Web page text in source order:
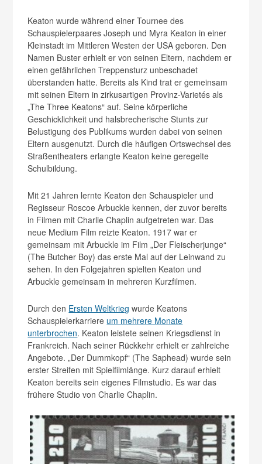
Keaton wurde während einer Tournee des
Schauspielerpaares Joseph und Myra Keaton in einer
Kleinstadt im Mittleren Westen der USA geboren. Den
Namen Buster erhielt er von seinen Eltern, nachdem er
einen gefährlichen Treppensturz unbeschadet
überstanden hatte. Bereits als Kind trat er gemeinsam
mit seinen Eltern in zirkusartigen Provinz-Varietés als
„The Three Keatons“ auf. Seine körperliche
Geschicklichkeit und halsbrecherische Stunts zur
Belustigung des Publikums wurden dabei von seinen
Eltern ausgenutzt. Durch die häufigen Ortswechsel des
Straßentheaters erlangte Keaton keine geregelte
Schulbildung.
Mit 21 Jahren lernte Keaton den Schauspieler und
Regisseur Roscoe Arbuckle kennen, der zuvor bereits
in Filmen mit Charlie Chaplin aufgetreten war. Das
neue Medium Film reizte Keaton. 1917 war er
gemeinsam mit Arbuckle im Film „Der Fleischerjunge“
(The Butcher Boy) das erste Mal auf der Leinwand zu
sehen. In den Folgejahren spielten Keaton und
Arbuckle gemeinsam in mehreren Kurzfilmen.
Durch den Ersten Weltkrieg wurde Keatons
Schauspielerkarriere um mehrere Monate
unterbrochen. Keaton leistete seinen Kriegsdienst in
Frankreich. Nach seiner Rückkehr erhielt er zahlreiche
Angebote. „Der Dummkopf“ (The Saphead) wurde sein
erster Streifen mit Spielfilmlänge. Kurz darauf erhielt
Keaton bereits sein eigenes Filmstudio. Es war das
frühere Studio von Charlie Chaplin.